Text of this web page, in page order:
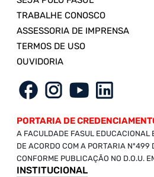
TRABALHE CONOSCO
ASSESSORIA DE IMPRENSA
TERMOS DE USO
OUVIDORIA
PORTARIA DE
A FACULDADE FASUL EDUCACIONAL
DE ACORDO COM A PORTARIA
CONFORME PUBLICAÇÃO NO D.O.U.
INSTITUCIONAL